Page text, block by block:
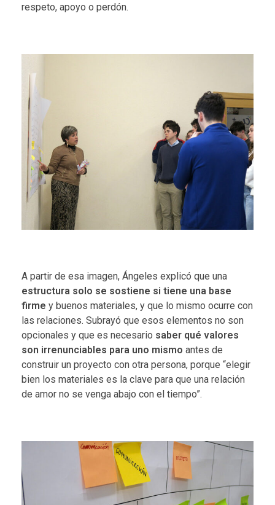
respeto, apoyo o perdón.
A partir de esa imagen, Ángeles explicó que una
estructura solo se sostiene si tiene una base
firme y buenos materiales, y que lo mismo ocurre con
las relaciones. Subrayó que esos elementos no son
opcionales y que es necesario saber qué valores
son irrenunciables para uno mismo antes de
construir un proyecto con otra persona, porque “elegir
bien los materiales es la clave para que una relación
de amor no se venga abajo con el tiempo”.